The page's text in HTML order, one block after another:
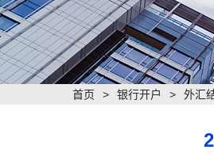
首页 > 银行开户 > 外汇